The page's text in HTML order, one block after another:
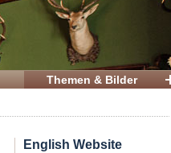
Themen & Bilder
English Website